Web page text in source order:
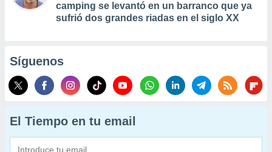
camping se levantó en un barranco que ya
sufrió dos grandes riadas en el siglo XX
Síguenos
El Tiempo en tu email